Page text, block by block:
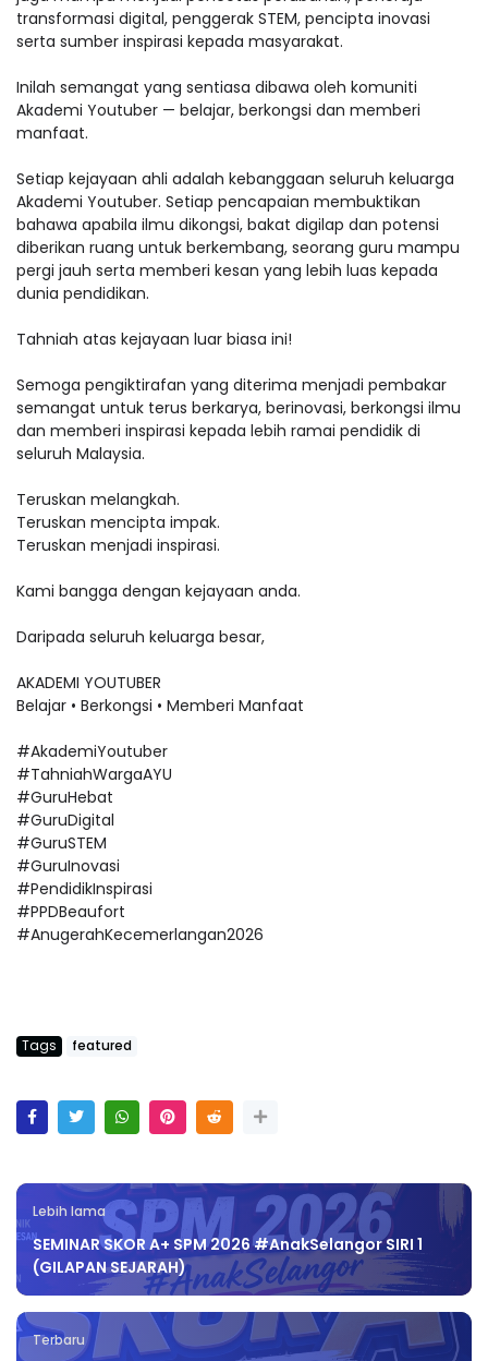
transformasi digital, penggerak STEM, pencipta inovasi
serta sumber inspirasi kepada masyarakat.
Inilah semangat yang sentiasa dibawa oleh komuniti
Akademi Youtuber — belajar, berkongsi dan memberi
manfaat.
Setiap kejayaan ahli adalah kebanggaan seluruh keluarga
Akademi Youtuber. Setiap pencapaian membuktikan
bahawa apabila ilmu dikongsi, bakat digilap dan potensi
diberikan ruang untuk berkembang, seorang guru mampu
pergi jauh serta memberi kesan yang lebih luas kepada
dunia pendidikan.
Tahniah atas kejayaan luar biasa ini!
Semoga pengiktirafan yang diterima menjadi pembakar
semangat untuk terus berkarya, berinovasi, berkongsi ilmu
dan memberi inspirasi kepada lebih ramai pendidik di
seluruh Malaysia.
Teruskan melangkah.
Teruskan mencipta impak.
Teruskan menjadi inspirasi.
Kami bangga dengan kejayaan anda.
Daripada seluruh keluarga besar,
AKADEMI YOUTUBER
Belajar • Berkongsi • Memberi Manfaat
#AkademiYoutuber
#TahniahWargaAYU
#GuruHebat
#GuruDigital
#GuruSTEM
#GuruInovasi
#PendidikInspirasi
#PPDBeaufort
#AnugerahKecemerlangan2026
Tags featured
Lebih lama
SEMINAR SKOR A+ SPM 2026 #AnakSelangor SIRI 1
(GILAPAN SEJARAH)
Terbaru